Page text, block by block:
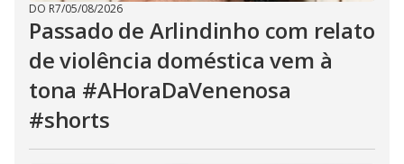
DO R7/05/08/2026
Passado de Arlindinho com relato
de violência doméstica vem à
tona #AHoraDaVenenosa
#shorts